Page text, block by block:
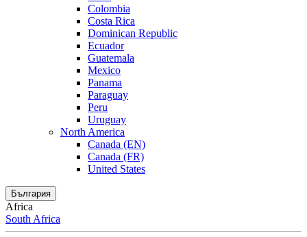
Colombia
Costa Rica
Dominican Republic
Ecuador
Guatemala
Mexico
Panama
Paraguay
Peru
Uruguay
North America
Canada (EN)
Canada (FR)
United States
България
Africa
South Africa